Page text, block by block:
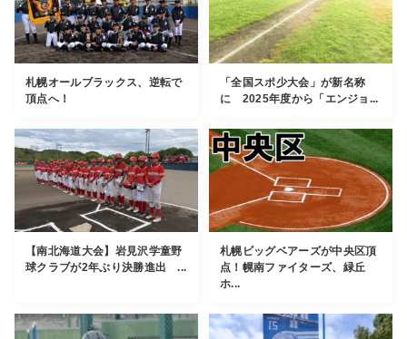
札幌オールブラックス、逆転で
頂点へ！
「全国スポ少大会」が新名称
に 2025年度から「エンジョ...
【南北海道大会】岩見沢学童野
球クラブが2年ぶり決勝進出 ...
札幌ビッグベアーズが中央区頂
点！幌南ファイターズ、緑丘
ホ...